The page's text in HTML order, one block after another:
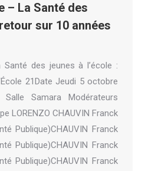
– La Santé des
sur 10 années
des jeunes à l’école :
21Date Jeudi 5 octobre
Samara Modérateurs
LORENZO CHAUVIN Franck
Publique)CHAUVIN Franck
Publique)CHAUVIN Franck
Publique)CHAUVIN Franck